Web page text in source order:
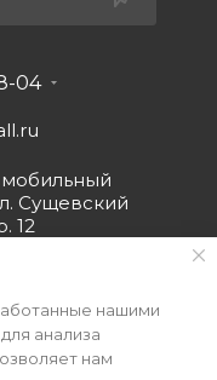
04
мобильный
Сущевский
12
нашими
анализа
нам